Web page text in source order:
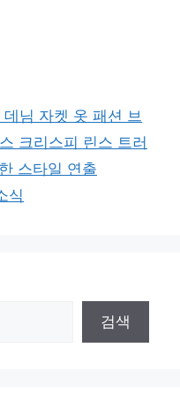
님 자켓 옷 패션 브
크리스피 린스 트러
스타일 연출
식
검색